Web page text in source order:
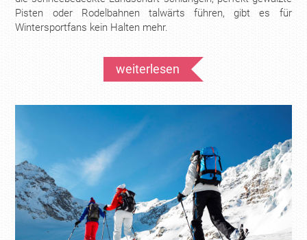
Pisten oder Rodelbahnen talwärts führen, gibt es für
Wintersportfans kein Halten mehr.
weiterlesen